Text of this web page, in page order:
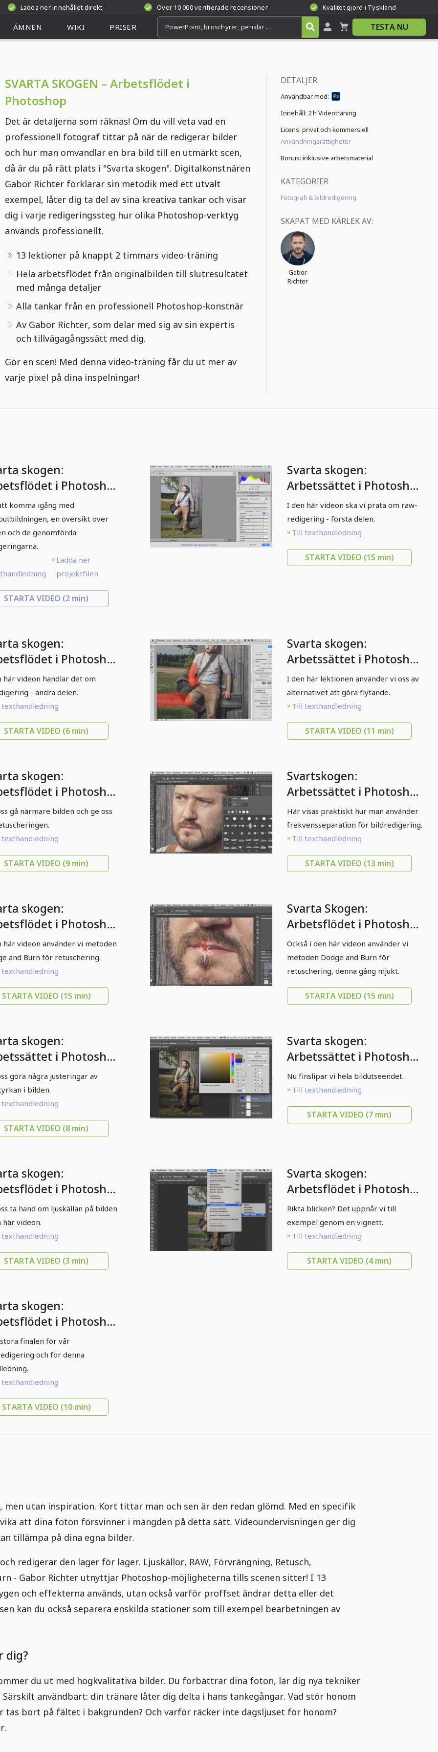
Ladda ner innehållet direkt Över 10 000 verifierade recensioner Kvalitet gjord i Tyskland
ÄMNEN WIKI PRISER TESTA NU
SVARTA SKOGEN – Arbetsflödet i
Photoshop
Det är detaljerna som räknas! Om du vill veta vad en
professionell fotograf tittar på när de redigerar bilder
och hur man omvandlar en bra bild till en utmärkt scen,
då är du på rätt plats i "Svarta skogen". Digitalkonstnären
Gabor Richter förklarar sin metodik med ett utvalt
exempel, låter dig ta del av sina kreativa tankar och visar
dig i varje redigeringssteg hur olika Photoshop-verktyg
används professionellt.
13 lektioner på knappt 2 timmars video-träning
Hela arbetsflödet från originalbilden till slutresultatet
med många detaljer
Alla tankar från en professionell Photoshop-konstnär
Av Gabor Richter, som delar med sig av sin expertis
och tillvägagångssätt med dig.
Gör en scen! Med denna video-träning får du ut mer av
varje pixel på dina inspelningar!
DETALJER
Användbar med:
Innehåll: 2 h Videoträning
Licens: privat och kommersiell
Användningsrättigheter
Bonus: inklusive arbetsmaterial
KATEGORIER
Fotografi & bildredigering
SKAPAT MED KÄRLEK AV:
Gabor
Richter
skogen:
i Photoshop
Introduktion
komma igång med
en översikt över
och de genomförda
Ladda ner
projektfilen
STARTA VIDEO (2 min)
Svarta skogen:
Arbetssättet i Photoshop
- 02 Raw: Del 1
I den här videon ska vi prata om raw-
redigering - första delen.
Till texthandledning
STARTA VIDEO (15 min)
skogen:
i Photoshop
Raw: Del 2
här videon handlar det om
- andra delen.
STARTA VIDEO (6 min)
Svarta skogen:
Arbetssättet i Photoshop
- 04 Förvrängning
I den här lektionen använder vi oss av
alternativet att göra flytande.
Till texthandledning
STARTA VIDEO (11 min)
skogen:
i Photoshop
Retusch
gå närmare bilden och ge oss
STARTA VIDEO (9 min)
Svartskogen:
Arbetssättet i Photoshop
- 06 Frekvensseparation
Här visas praktiskt hur man använder
frekvensseparation för bildredigering.
Till texthandledning
STARTA VIDEO (13 min)
skogen:
i Photoshop
Dodge and Burn:
här videon använder vi metoden
and Burn för retuschering.
STARTA VIDEO (15 min)
Svarta Skogen:
Arbetsflödet i Photoshop
- 08 Dodge and Burn:
Soft
Också i den här videon använder vi
metoden Dodge and Burn för
retuschering, denna gång mjukt.
STARTA VIDEO (15 min)
skogen:
i Photoshop
ljusjusteringar.
göra några justeringar av
i bilden.
STARTA VIDEO (8 min)
Svarta skogen:
Arbetssättet i Photoshop
- 10 bildstilar
Nu finslipar vi hela bildutseendet.
Till texthandledning
STARTA VIDEO (7 min)
skogen:
i Photoshop
ljuskällor
ta hand om ljuskällan på bilden
här videon.
STARTA VIDEO (3 min)
Svarta skogen:
Arbetsflödet i Photoshop
- 12 Vignette
Rikta blicken? Det uppnår vi till
exempel genom en vignett.
Till texthandledning
STARTA VIDEO (4 min)
skogen:
i Photoshop
Final.finalen för vår
och för denna
STARTA VIDEO (10 min)
utan inspiration. Kort tittar man och sen är den redan glömd. Med en specifik
att dina foton försvinner i mängden på detta sätt. Videoundervisningen ger dig
tillämpa på dina egna bilder.
redigerar den lager för lager. Ljuskällor, RAW, Förvrängning, Retusch,
- Gabor Richter utnyttjar Photoshop-möjligheterna tills scenen sitter! I 13
och effekterna används, utan också varför proffset ändrar detta eller det
kan du också separera enskilda stationer som till exempel bearbetningen av
dig?
du ut med högkvalitativa bilder. Du förbättrar dina foton, lär dig nya tekniker
användbart: din tränare låter dig delta i hans tankegångar. Vad stör honom
tas bort på fältet i bakgrunden? Och varför räcker inte dagsljuset för honom?